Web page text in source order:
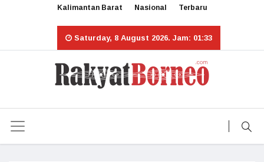
Kalimantan Barat Nasional Terbaru
Saturday, 8 August 2026. Jam: 01:33